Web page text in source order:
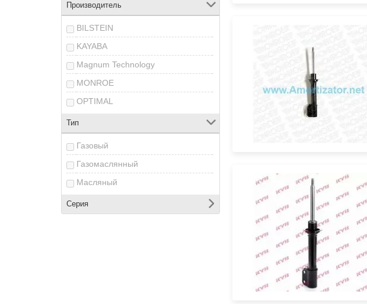
Производитель
BILSTEIN
KAYABA
Magnum Technology
MONROE
OPTIMAL
Тип
Газовый
Газомаслянный
Масляный
Серия